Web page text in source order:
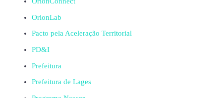
OrionLab
Pacto pela Aceleração Territorial
PD&I
Prefeitura
Prefeitura de Lages